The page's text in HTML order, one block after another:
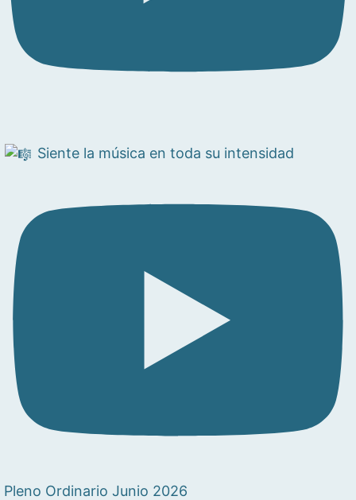
Siente la música en toda su intensidad
Pleno Ordinario Junio 2026